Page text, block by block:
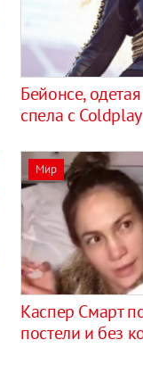
Бейонсе,
спела с Coldplay
Мир
Каспер Смарт
постели и без